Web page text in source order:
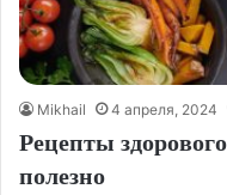
Mikhail 4 апреля, 2024
Рецепты
полезно